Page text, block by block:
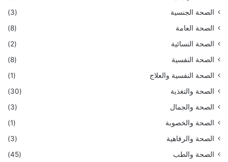
الصحة الجنسية
(3)
الصحة العامة
(8)
الصحة النسائية
(2)
الصحة النفسية
(8)
الصحة النفسية والعلاج
(1)
الصحة والتغذية
(30)
الصحة والجمال
(3)
الصحة والخصوبة
(1)
الصحة والرفاهية
(3)
الصحة والطب
(45)